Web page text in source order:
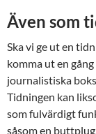
Även som
Ska vi ge ut en
komma ut en
journalistiska
Tidningen kan
som fulvärdigt
såsom en buttplug.